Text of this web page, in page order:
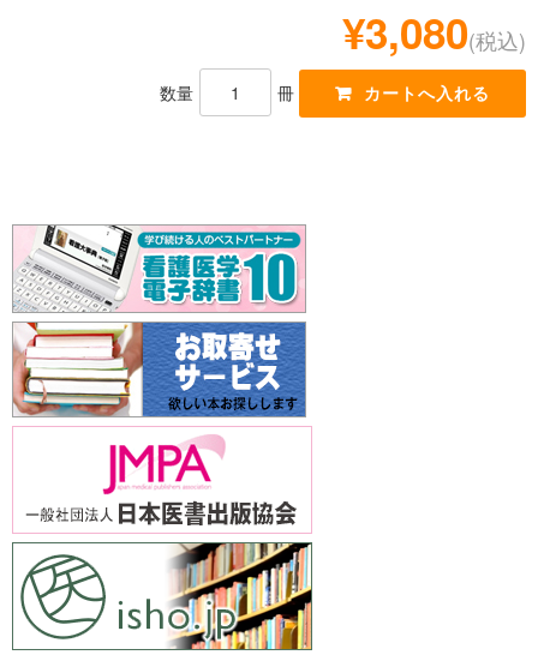
¥3,080(税込)
数量 冊